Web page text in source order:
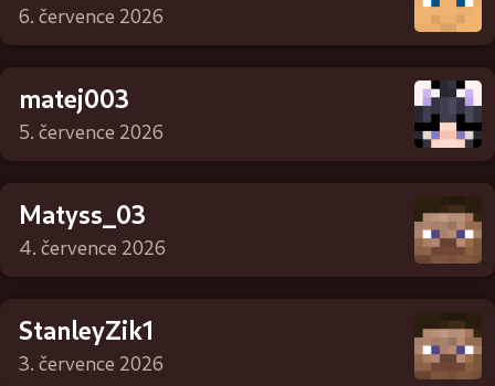
6. července 2026
matej003
5. července 2026
Matyss_03
4. července 2026
StanleyZik1
3. července 2026